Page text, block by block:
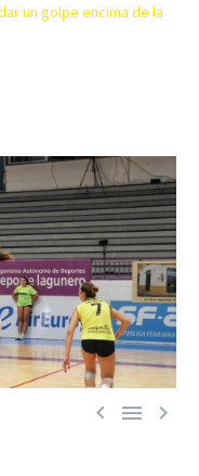
un golpe encima de la
  